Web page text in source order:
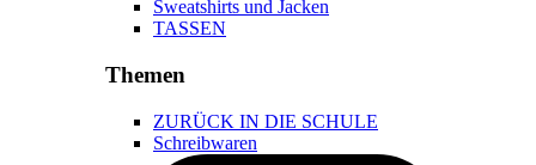
Sweatshirts und Jacken
TASSEN
Themen
ZURÜCK IN DIE SCHULE
Schreibwaren